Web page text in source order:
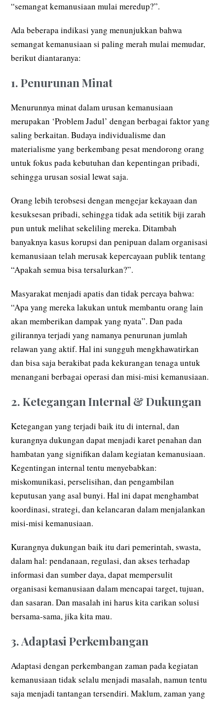
“semangat kemanusiaan mulai meredup?”.
Ada beberapa indikasi yang menunjukkan bahwa
semangat kemanusiaan si paling merah mulai memudar,
berikut diantaranya:
1. Penurunan Minat
Menurunnya minat dalam urusan kemanusiaan
merupakan ‘Problem Jadul’ dengan berbagai faktor yang
saling berkaitan. Budaya individualisme dan
materialisme yang berkembang pesat mendorong orang
untuk fokus pada kebutuhan dan kepentingan pribadi,
sehingga urusan sosial lewat saja.
Orang lebih terobsesi dengan mengejar kekayaan dan
kesuksesan pribadi, sehingga tidak ada setitik biji zarah
pun untuk melihat sekeliling mereka. Ditambah
banyaknya kasus korupsi dan penipuan dalam organisasi
kemanusiaan telah merusak kepercayaan publik tentang
“Apakah semua bisa tersalurkan?”.
Masyarakat menjadi apatis dan tidak percaya bahwa:
“Apa yang mereka lakukan untuk membantu orang lain
akan memberikan dampak yang nyata”. Dan pada
gilirannya terjadi yang namanya penurunan jumlah
relawan yang aktif. Hal ini sungguh mengkhawatirkan
dan bisa saja berakibat pada kekurangan tenaga untuk
menangani berbagai operasi dan misi-misi kemanusiaan.
2. Ketegangan Internal & Dukungan
Ketegangan yang terjadi baik itu di internal, dan
kurangnya dukungan dapat menjadi karet penahan dan
hambatan yang signifikan dalam kegiatan kemanusiaan.
Kegentingan internal tentu menyebabkan:
miskomunikasi, perselisihan, dan pengambilan
keputusan yang asal bunyi. Hal ini dapat menghambat
koordinasi, strategi, dan kelancaran dalam menjalankan
misi-misi kemanusiaan.
Kurangnya dukungan baik itu dari pemerintah, swasta,
dalam hal: pendanaan, regulasi, dan akses terhadap
informasi dan sumber daya, dapat mempersulit
organisasi kemanusiaan dalam mencapai target, tujuan,
dan sasaran. Dan masalah ini harus kita carikan solusi
bersama-sama, jika kita mau.
3. Adaptasi Perkembangan
Adaptasi dengan perkembangan zaman pada kegiatan
kemanusiaan tidak selalu menjadi masalah, namun tentu
saja menjadi tantangan tersendiri. Maklum, zaman yang